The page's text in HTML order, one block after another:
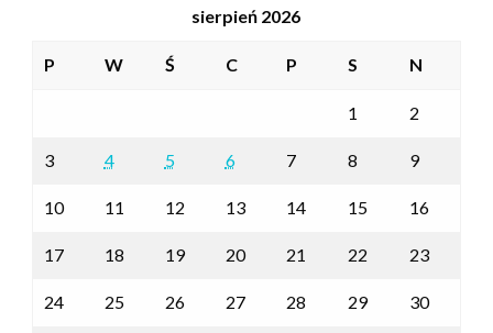
sierpień 2026
P W Ś C P S N
1 2
3 4 5 6 7 8 9
10 11 12 13 14 15 16
17 18 19 20 21 22 23
24 25 26 27 28 29 30